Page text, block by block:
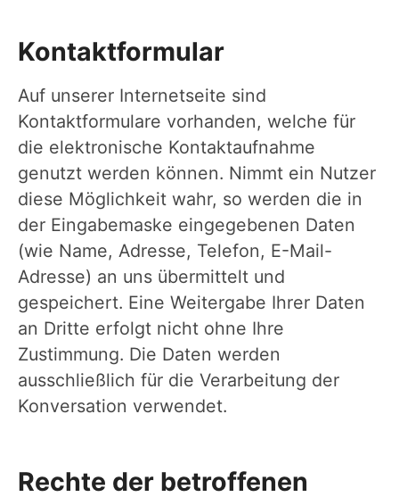
Kontaktformular
Auf unserer Internetseite sind
Kontaktformulare vorhanden, welche für
die elektronische Kontaktaufnahme
genutzt werden können. Nimmt ein Nutzer
diese Möglichkeit wahr, so werden die in
der Eingabemaske eingegebenen Daten
(wie Name, Adresse, Telefon, E-Mail-
Adresse) an uns übermittelt und
gespeichert. Eine Weitergabe Ihrer Daten
an Dritte erfolgt nicht ohne Ihre
Zustimmung. Die Daten werden
ausschließlich für die Verarbeitung der
Konversation verwendet.
Rechte der betroffenen